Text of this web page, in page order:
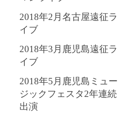
2018年2 月名古屋遠征ラ
イブ
2018年3 月鹿児島遠征ラ
イブ
2018年5 月鹿児島ミュー
ジックフェスタ2年連続
出演